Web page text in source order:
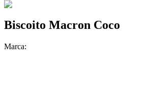
Biscoito Macron Coco
Marca: